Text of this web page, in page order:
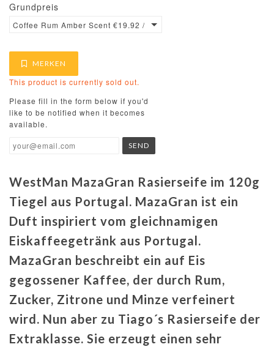
Grundpreis
Coffee Rum Amber Scent €19.92 / 100ml
MERKEN
This product is currently sold out.
Please fill in the form below if you'd
like to be notified when it becomes
available.
WestMan MazaGran Rasierseife im 120g
Tiegel aus Portugal. MazaGran ist ein
Duft inspiriert vom gleichnamigen
Eiskaffeegetränk aus Portugal.
MazaGran beschreibt ein auf Eis
gegossener Kaffee, der durch Rum,
Zucker, Zitrone und Minze verfeinert
wird. Nun aber zu Tiago´s Rasierseife der
Extraklasse. Sie erzeugt einen sehr